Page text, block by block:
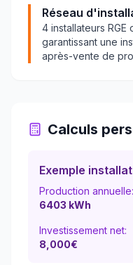
Réseau
4 installateurs
garantissant une
après-vente de
Calculs
Exemple
Production annuelle:
6403 kWh
Investissement net:
8,000€